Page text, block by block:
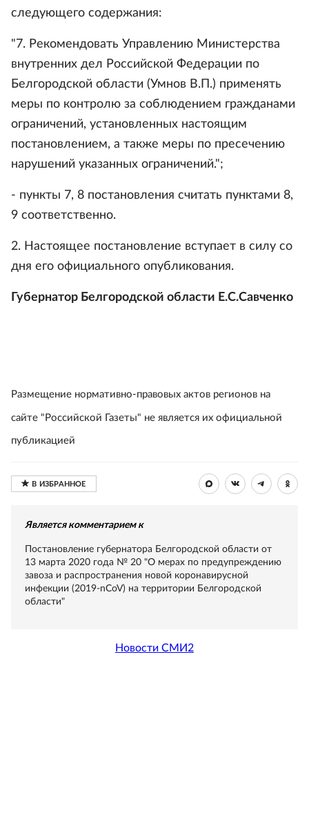
следующего содержания:
"7. Рекомендовать Управлению Министерства
внутренних дел Российской Федерации по
Белгородской области (Умнов В.П.) применять
меры по контролю за соблюдением гражданами
ограничений, установленных настоящим
постановлением, а также меры по пресечению
нарушений указанных ограничений.";
- пункты 7, 8 постановления считать пунктами 8,
9 соответственно.
2. Настоящее постановление вступает в силу со
дня его официального опубликования.
Губернатор Белгородской области Е.С.Савченко
Размещение нормативно-правовых актов регионов на
сайте "Российской Газеты" не является их официальной
публикацией
Является комментарием к
Постановление губернатора Белгородской области от
13 марта 2020 года № 20 "О мерах по предупреждению
завоза и распространения новой коронавирусной
инфекции (2019-nCoV) на территории Белгородской
области"
Новости СМИ2